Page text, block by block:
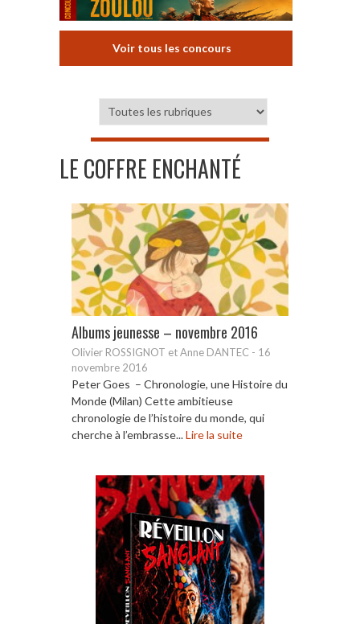
Voir tous les concours
LE COFFRE ENCHANTÉ
Albums jeunesse – novembre 2016
Olivier ROSSIGNOT et Anne DANTEC - 16
novembre 2016
Peter Goes – Chronologie, une Histoire du
Monde (Milan) Cette ambitieuse
chronologie de l’histoire du monde, qui
cherche à l’embrasse...Lire la suite